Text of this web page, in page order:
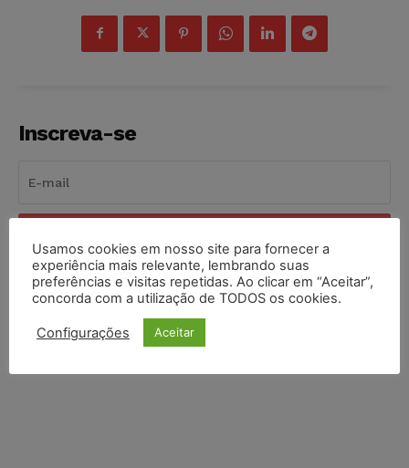
Inscreva-se
Li e aceito a Política de Privacidade.
Usamos cookies em nosso site para fornecer a
experiência mais relevante, lembrando suas
preferências e visitas repetidas. Ao clicar em “Aceitar”,
concorda com a utilização de TODOS os cookies.
Configurações Aceitar